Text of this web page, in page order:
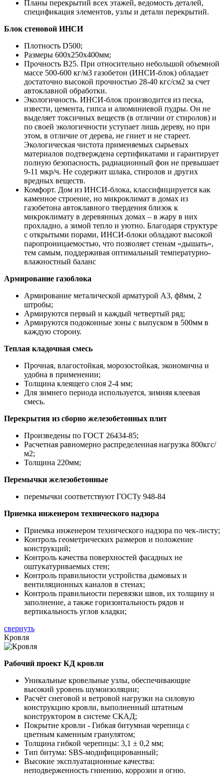
Планы перекрытий всех этажей, ведомость деталей,
спецификация элементов, узлы и детали перекрытий.
Блок стеновой ИНСИ
Плотность D500;
Размеры 600х250х400мм;
Прочность B25. При относительно небольшой объемной
массе 500-600 кг/м3 газобетон (ИНСИ-блок) обладает
достаточно высокой прочностью 28-40 кгс/см2 за счет
автоклавной обработки.
Экологичность. ИНСИ-блок производится из песка,
извести, цемента, гипса и алюминиевой пудры. Он не
выделяет токсичных веществ (в отличии от стиролов) и
по своей экологичности уступает лишь дереву, но при
этом, в отличие от дерева, не гниет и не стареет.
Экологическая чистота применяемых сырьевых
материалов подтверждена сертификатами и гарантирует
полную безопасность, радиационный фон не превышает
9-11 мкр/ч. Не содержит шлака, стиролов и других
вредных веществ.
Комфорт. Дом из ИНСИ-блока, классифицируется как
каменное строение, но микроклимат в домах из
газобетона автоклавного твердения близок к
микроклимату в деревянных домах – в жару в них
прохладно, а зимой тепло и уютно. Благодаря структуре
с открытыми порами, ИНСИ-блоки обладают высокой
паропроницаемостью, что позволяет стенам «дышать»,
тем самым, поддерживая оптимальный температурно-
влажностный баланс
Армирование газоблока
Армирование металической арматурой А3, ф8мм, 2
штробы;
Армируются первый и каждый четвертый ряд;
Армируются подоконные зоны с выпуском в 500мм в
каждую сторону.
Теплая кладочная смесь
Прочная, влагостойкая, морозостойкая, экономична и
удобна в применении;
Толщина клеящего слоя 2-4 мм;
Для зимнего периода используется, зимняя клеевая
смесь.
Перекрытия из сборно железобетонных плит
Произведены по ГОСТ 26434-85;
Расчетная равномерно распределенная нагрузка 800кгс/
м2;
Толщина 220мм;
Перемычки железобетонные
перемычки соответствуют ГОСТу 948-84
Приемка инженером технического надзора
Приемка инженером технического надзора по чек-листу;
Контроль геометрических размеров и положение
конструкций;
Контроль качества поверхностей фасадных не
оштукатуриваемых стен;
Контроль правильности устройства дымовых и
вентиляционных каналов в стенах;
Контроль правильности перевязки швов, их толщину и
заполнение, а также горизонтальность рядов и
вертикальность углов кладки;
свернуть
Кровля
Рабочий проект КД кровли
Уникальные кровельные узлы, обеспечивающие
высокий уровень шумоизоляции;
Расчёт снеговой и ветровой нагрузки на силовую
конструкцию кровли, выполненный штатным
конструктором в системе СКАД;
Покрытие кровли - Гибкая битумная черепица с
цветным каменным гранулятом;
Толщина гибкой черепицы: 3,1 ± 0,2 мм;
Тип битума: SBS-модифицированный;
Высокие эксплуатационные качества:
неподверженность гниению, коррозии и огню.